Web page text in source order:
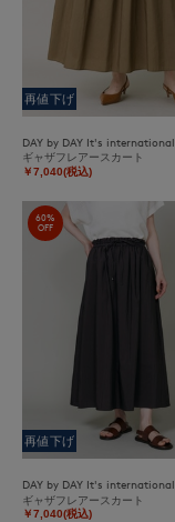
再値下げ
DAY by DAY It's international
ギャザフレアースカート
￥7,040(税込)
60%
OFF
再値下げ
DAY by DAY It's international
ギャザフレアースカート
￥7,040(税込)